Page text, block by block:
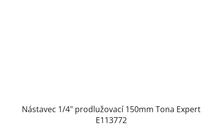
Nástavec 1/4" prodlužovací 150mm Tona Expert
E113772